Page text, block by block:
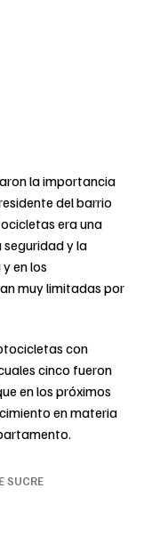
la importancia
del barrio
era una
seguridad y la
en los
muy limitadas por
con
cinco fueron
en los próximos
en materia
SUCRE